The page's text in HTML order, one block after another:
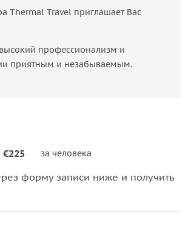
Thermal Travel приглашает Вас
профессионализм и
приятным и незабываемым.
€225 за человека
форму записи ниже и получить